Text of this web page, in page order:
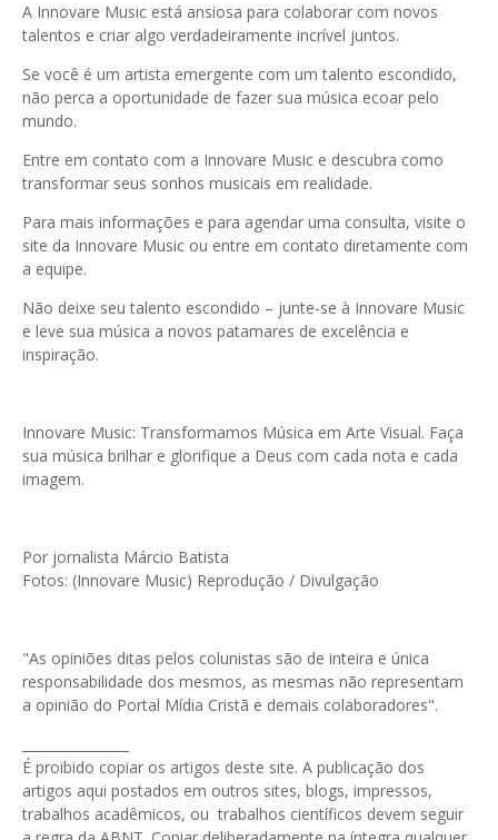
A Innovare Music está ansiosa para colaborar com novos
talentos e criar algo verdadeiramente incrível juntos.
Se você é um artista emergente com um talento escondido,
não perca a oportunidade de fazer sua música ecoar pelo
mundo.
Entre em contato com a Innovare Music e descubra como
transformar seus sonhos musicais em realidade.
Para mais informações e para agendar uma consulta, visite o
site da Innovare Music ou entre em contato diretamente com
a equipe.
Não deixe seu talento escondido – junte-se à Innovare Music
e leve sua música a novos patamares de excelência e
inspiração.
Innovare Music: Transformamos Música em Arte Visual. Faça
sua música brilhar e glorifique a Deus com cada nota e cada
imagem.
Por jornalista Márcio Batista
Fotos: (Innovare Music) Reprodução / Divulgação
"As opiniões ditas pelos colunistas são de inteira e única
responsabilidade dos mesmos, as mesmas não representam
a opinião do Portal Mídia Cristã e demais colaboradores".
É proibido copiar os artigos deste site. A publicação dos
artigos aqui postados em outros sites, blogs, impressos,
trabalhos acadêmicos, ou trabalhos científicos devem seguir